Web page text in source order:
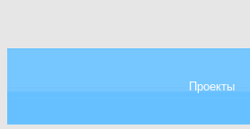
Проекты